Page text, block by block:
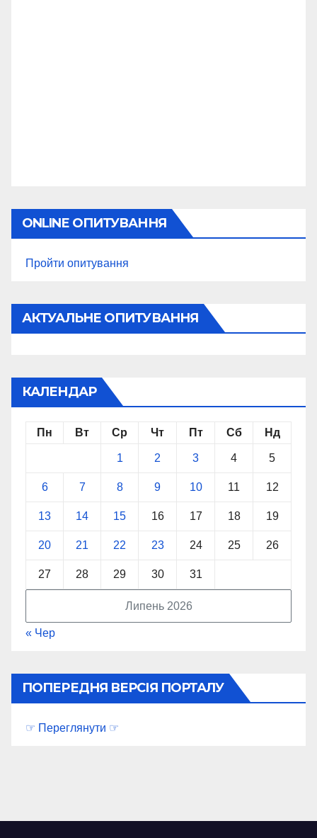
ONLINE ОПИТУВАННЯ
Пройти опитування
АКТУАЛЬНЕ ОПИТУВАННЯ
КАЛЕНДАР
Липень 2026
Пн Вт Ср Чт Пт Сб Нд
1 2 3 4 5
6 7 8 9 10 11 12
13 14 15 16 17 18 19
20 21 22 23 24 25 26
27 28 29 30 31
« Чер
ПОПЕРЕДНЯ ВЕРСІЯ ПОРТАЛУ
☞ Переглянути ☞